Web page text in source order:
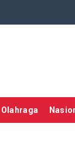
Olahraga